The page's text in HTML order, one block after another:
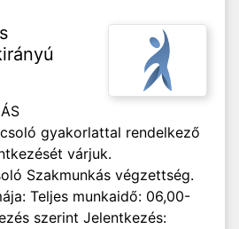
gyakorlattal rendelkező
várjuk.
Szakmunkás végzettség.
Teljes munkaidő: 06,00-
szerint Jelentkezés: